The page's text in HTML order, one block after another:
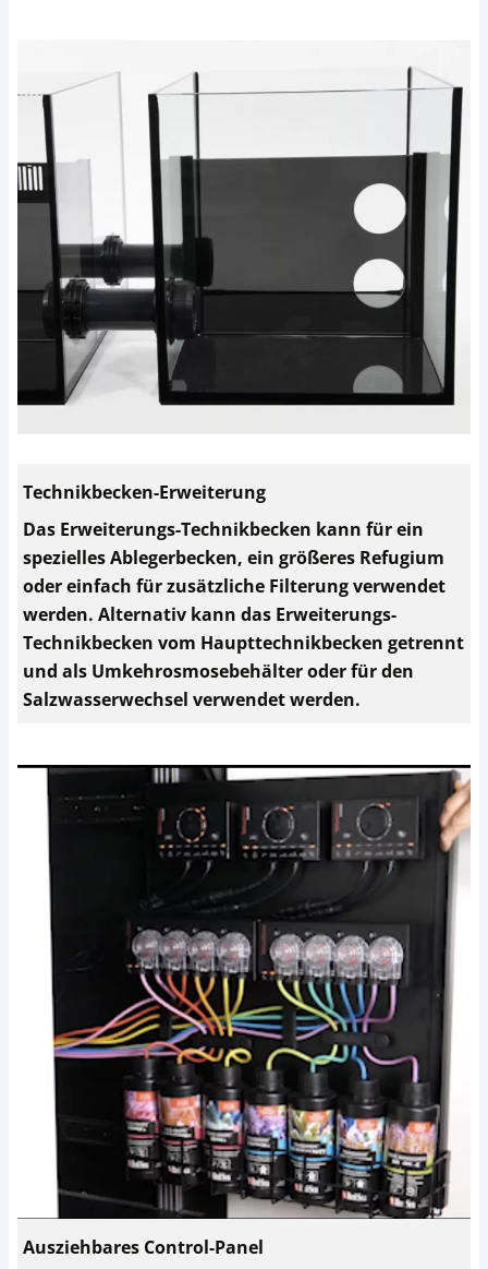
Technikbecken-Erweiterung
Das Erweiterungs-Technikbecken kann für ein
spezielles Ablegerbecken, ein größeres Refugium
oder einfach für zusätzliche Filterung verwendet
werden. Alternativ kann das Erweiterungs-
Technikbecken vom Haupttechnikbecken getrennt
und als Umkehrosmosebehälter oder für den
Salzwasserwechsel verwendet werden.
Ausziehbares Control-Panel